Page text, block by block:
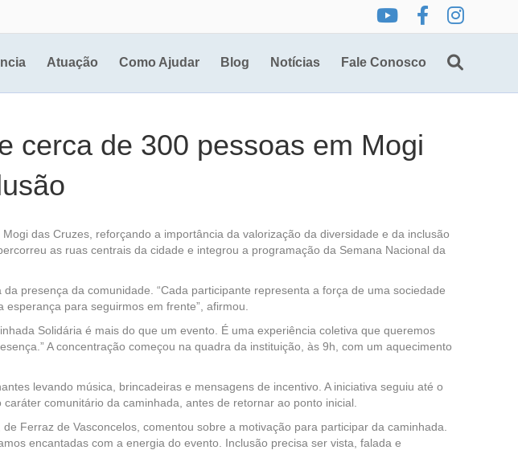
Atuação Como Ajudar Blog Notícias Fale Conosco
cerca de 300 pessoas em Mogi
das Cruzes, reforçando a importância da valorização da diversidade e da inclusão
as ruas centrais da cidade e integrou a programação da Semana Nacional da
presença da comunidade. “Cada participante representa a força de uma sociedade
para seguirmos em frente”, afirmou.
Solidária é mais do que um evento. É uma experiência coletiva que queremos
A concentração começou na quadra da instituição, às 9h, com um aquecimento
levando música, brincadeiras e mensagens de incentivo. A iniciativa seguiu até o
comunitário da caminhada, antes de retornar ao ponto inicial.
Ferraz de Vasconcelos, comentou sobre a motivação para participar da caminhada.
encantadas com a energia do evento. Inclusão precisa ser vista, falada e